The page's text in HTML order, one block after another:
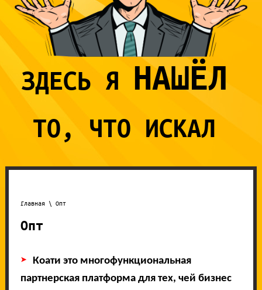
ЗДЕСЬ Я НАШЁЛ
ТО, ЧТО ИСКАЛ
Главная \ Опт
Опт
➤ Коати это многофункциональная
партнерская платформа для тех, чей бизнес